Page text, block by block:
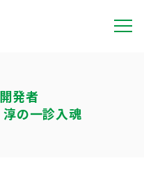
発者
淳の一診入魂